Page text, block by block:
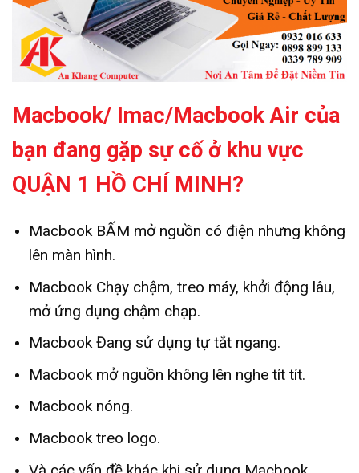
Macbook/ Imac/Macbook Air của
bạn đang gặp sự cố ở khu vực
QUẬN 1 HỒ CHÍ MINH?
Macbook BẤM mở nguồn có điện nhưng không
lên màn hình.
Macbook Chạy chậm, treo máy, khởi động lâu,
mở ứng dụng chậm chạp.
Macbook Đang sử dụng tự tắt ngang.
Macbook mở nguồn không lên nghe tít tít.
Macbook nóng.
Macbook treo logo.